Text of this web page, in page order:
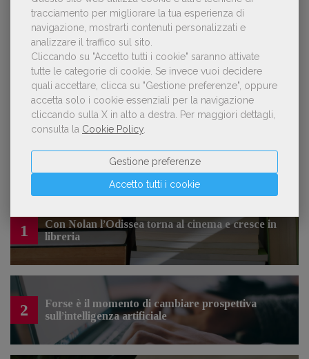
tracciamento per migliorare la tua esperienza di
navigazione, mostrarti contenuti personalizzati e
analizzare il traffico sul sito.
Cliccando su "Accetto tutti i cookie" saranno attivate
tutte le categorie di cookie. Se invece vuoi decidere
quali accettare, clicca su "Gestione preferenze", oppure
accetta solo i cookie essenziali per la navigazione
cliccando sulla X in alto a destra.
Per maggiori dettagli,
consulta la Cookie Policy
Accetto tutti i cookie
Gestione preferenze
OFFERTE DI LAVORO
Lavoro: 7 posizioni aperte e 9 stage in
editoria
LE PIÙ LETTE
1
Con Nolan l’Odissea torna al cinema e cresce in
libreria
2
Forse è il momento di cambiare prospettiva
sull’intelligenza artificiale